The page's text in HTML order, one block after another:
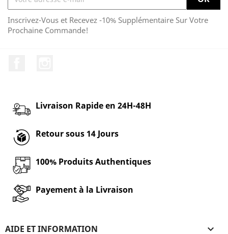
Inscrivez-Vous et Recevez -10% Supplémentaire Sur Votre
Prochaine Commande!
Livraison Rapide en 24H-48H
Retour sous 14 Jours
100% Produits Authentiques
Payement à la Livraison
AIDE ET INFORMATION 